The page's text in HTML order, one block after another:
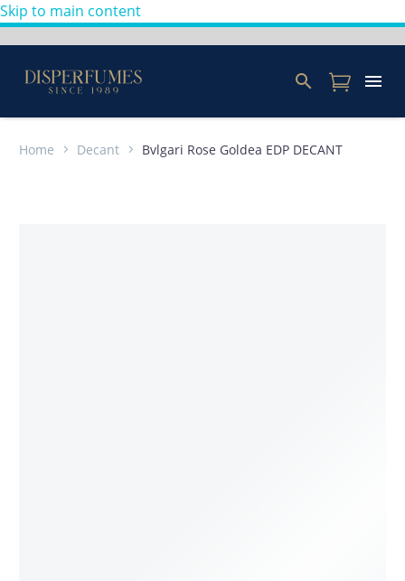
Skip to main content
Home Decant Bvlgari Rose Goldea EDP DECANT